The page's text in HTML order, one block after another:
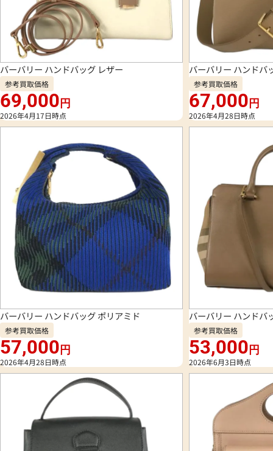
バーバリー ハンドバッグ レザー
参考買取価格
69,000円
2026年4月17日時点
バーバリー ハンドバ
参考買取価格
67,000円
2026年4月28日時点
バーバリー ハンドバッグ ポリアミド
参考買取価格
57,000円
2026年4月28日時点
バーバリー ハンドバ
参考買取価格
53,000円
2026年6月3日時点